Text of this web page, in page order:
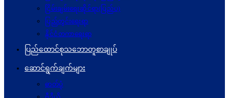
ငြိမ်းချမ်းရေးဆိုင်ရာ(ပြည်ပ)
ပြည်တွင်းရေးရာ
နိုင်ငံတကာရေးရာ
ပြည်ထောင်စုသဘောတူစာချုပ်
ဆောင်ရွက်ချက်များ
ဓာတ်ပုံ